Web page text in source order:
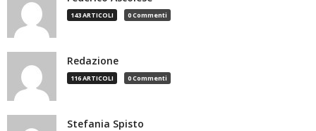
143 ARTICOLI 0 Commenti
Redazione
116 ARTICOLI 0 Commenti
Stefania Spisto